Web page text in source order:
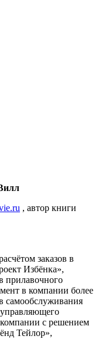
, автор книги
заказов в
Избёнка»,
прилавочного
в компании более
самообслуживания
с решением
Тейлор»,